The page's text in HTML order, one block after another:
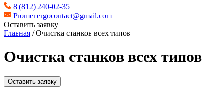
8 (812) 240-02-35
Promenergocontact@gmail.com
Оставить заявку
Главная /Очистка станков всех типов
Очистка станков всех типов
Оставить заявку